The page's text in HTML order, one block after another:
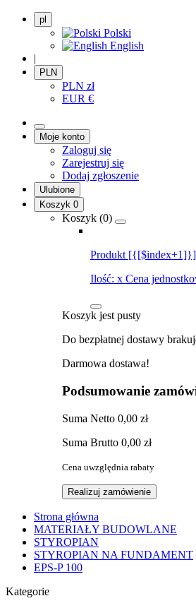
pl
Polski
English
|
PLN
PLN zł
EUR €
Moje konto
Zaloguj się
Zarejestruj się
Dodaj zgłoszenie
Ulubione
Koszyk 0
Koszyk (0)
Produkt
Ilość: x Cena
Koszyk jest pusty
Do bezpłatnej dostawy
Darmowa dostawa!
Podsumowanie
Suma Netto 0,00 zł
Suma Brutto 0,00 zł
Cena uwzględnia rabaty
Realizuj zamówienie
Strona główna
MATERIAŁY BUDOWLANE
STYROPIAN
STYROPIAN NA FUNDAMENT
EPS-P 100
Kategorie